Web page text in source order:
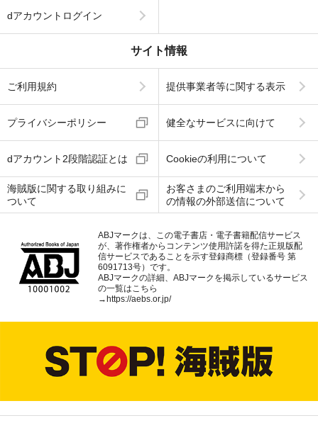
dアカウントログイン
サイト情報
ご利用規約 提供事業者等に関する表示
プライバシーポリシー 健全なサービスに向けて
dアカウント2段階認証とは Cookieの利用について
海賊版に関する取り組みに
ついて
お客さまのご利用端末から
の情報の外部送信について
ABJマークは、この電子書店・電子書籍配信サービス
が、著作権者からコンテンツ使用許諾を得た正規版配
信サービスであることを示す登録商標（登録番号 第
6091713号）です。
ABJマークの詳細、ABJマークを掲示しているサービス
の一覧はこちら
→https://aebs.or.jp/